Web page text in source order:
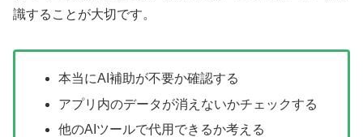
識することが大切です。
本当にAI補助が不要か確認する
アプリ内のデータが消えないかチェックする
他のAIツールで代用できるか考える